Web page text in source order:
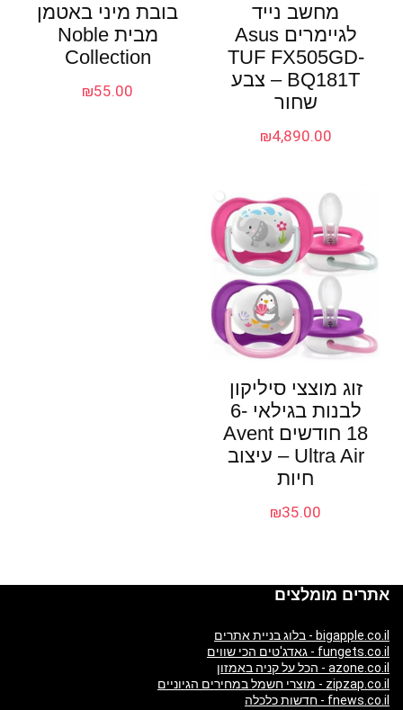
מחשב נייד
לגיימרים Asus
TUF FX505GD-
BQ181T – צבע
שחור
₪4,890.00
בובת מיני באטמן
מבית Noble
Collection
₪55.00
זוג מוצצי סיליקון
לבנות בגילאי 6-
18 חודשים Avent
Ultra Air – עיצוב
חיות
₪35.00
אתרים מומלצים
bigapple.co.il - בלוג בניית אתרים
fungets.co.il - גאדג'טים הכי שווים
azone.co.il - הכל על קניה באמזון
zipzap.co.il - מוצרי חשמל במחירים הגיוניים
fnews.co.il - חדשות כלכלה